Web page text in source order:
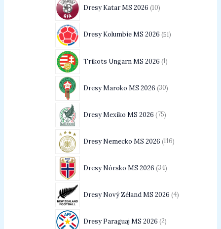
Dresy Katar MS 2026 10
Dresy Kolumbie MS 2026 51
Trikots Ungarn MS 2026 1
Dresy Maroko MS 2026 30
Dresy Mexiko MS 2026 75
Dresy Nemecko MS 2026 116
Dresy Nórsko MS 2026 34
Dresy Nový Zéland MS 2026 4
Dresy Paraguaj MS 2026 2